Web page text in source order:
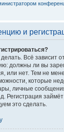
и
Всё зависит
должны ли вы
или нет. Тем не
которые
личные
Регистрация
это сделать.